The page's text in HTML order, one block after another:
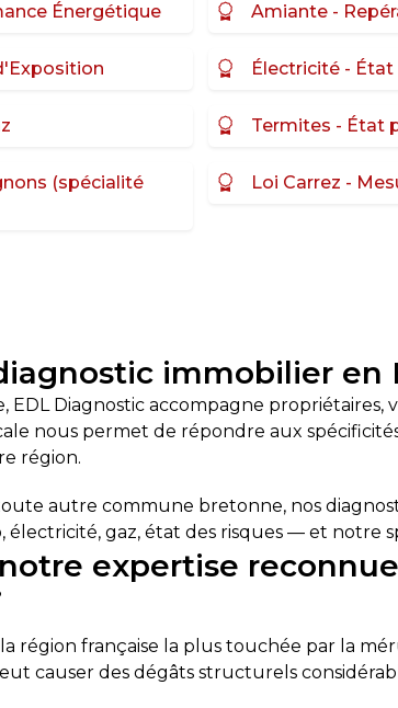
Énergétique Amiante -
Électricité -
Termites - État
(spécialité
Loi Carrez -
immobilier en
Diagnostic accompagne
nous permet de répondre aux
région.
autre commune bretonne, nos
électricité, gaz, état des risques — et notre
expertise reconnue
région française la plus touchée par la
causer des dégâts structurels